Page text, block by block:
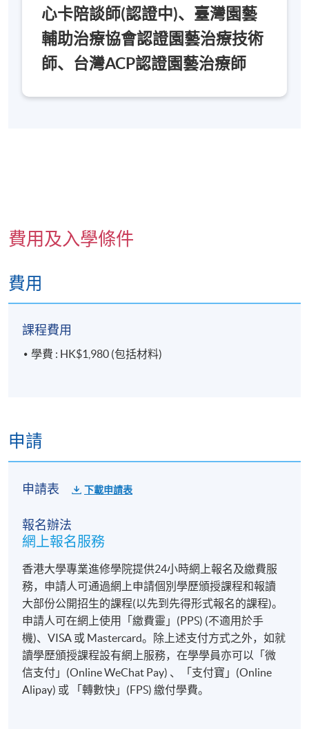
心卡陪談師(認證中)、臺灣園藝
輔助治療協會認證園藝治療技術
師、台灣ACP認證園藝治療師
費用及入學條件
費用
課程費用
學費 : HK$1,980 (包括材料)
申請
申請表 下載申請表
報名辦法
網上報名服務
香港大學專業進修學院提供24小時網上報名及繳費服
務，申請人可通過網上申請個別學歷頒授課程和報讀
大部份公開招生的課程(以先到先得形式報名的課程)。
申請人可在網上使用「繳費靈」(PPS) (不適用於手
機)、VISA 或 Mastercard。除上述支付方式之外，如就
讀學歷頒授課程設有網上服務，在學學員亦可以「微
信支付」(Online WeChat Pay) 、「支付寶」(Online
Alipay) 或 「轉數快」(FPS) 繳付學費。